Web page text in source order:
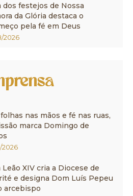
dos festejos de Nossa
da Glória destaca o
pela fé em Deus
2026
nas mãos e fé nas ruas,
marca Domingo de
2026
Leão XIV cria a Diocese de
e designa Dom Luís Pepeu
arcebispo